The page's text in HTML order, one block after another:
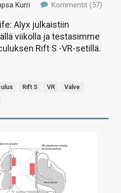
Kurri Kommentit (57)
Alyx julkaistiin
viikolla ja testasimme
Rift S -VR-setillä.
Rift S VR
Valve